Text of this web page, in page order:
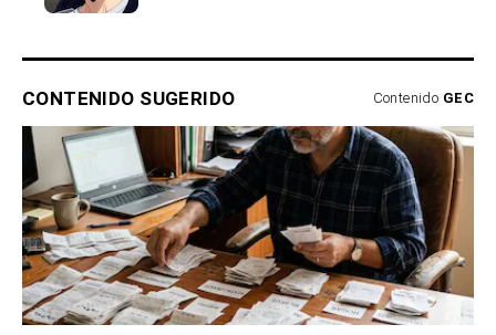
CONTENIDO SUGERIDO Contenido GEC